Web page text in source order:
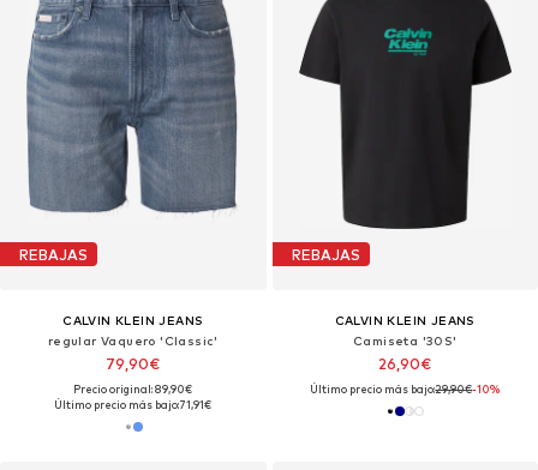
REBAJAS
CALVIN KLEIN JEANS
regular Vaquero 'Classic'
79,90€
Precio original: 89,90€
Último precio más bajo:71,91€
REBAJAS
CALVIN KLEIN JEANS
Camiseta '30S'
26,90€
Último precio más bajo:29,90€-10%